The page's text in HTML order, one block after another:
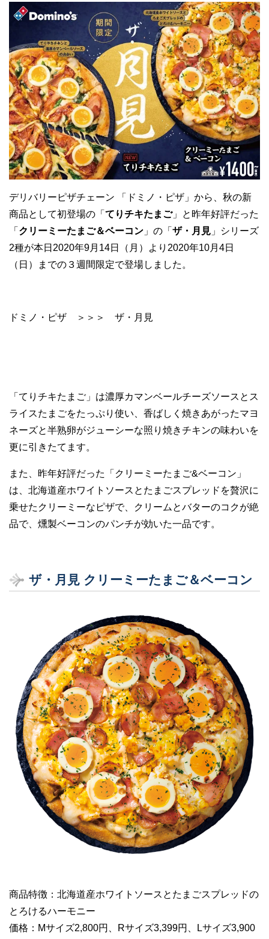
デリバリーピザチェーン 「ドミノ・ピザ」から、秋の新
商品として初登場の「 てりチキたまご」と昨年好評だった
「 クリーミーたまご＆ベーコン 」の「 ザ・月見 」シリーズ
2種が本日2020年9月14日（月）より2020年10月4日
（日）までの３週間限定で登場しました。
ドミノ・ピザ ＞＞＞ ザ・月見
「てりチキたまご」は濃厚カマンベールチーズソースとス
ライスたまごをたっぷり使い、香ばしく焼きあがったマヨ
ネーズと半熟卵がジューシーな照り焼きチキンの味わいを
更に引きたてます。
また、昨年好評だった「クリーミーたまご&ベーコン」
は、北海道産ホワイトソースとたまごスプレッドを贅沢に
乗せたクリーミーなピザで、クリームとバターのコクが絶
品で、燻製ベーコンのパンチが効いた一品です。
ザ・月見 クリーミーたまご＆ベーコン
商品特徴：北海道産ホワイトソースとたまごスプレッドの
とろけるハーモニー
価格：Mサイズ2,800円、Rサイズ3,399円、Lサイズ3,900